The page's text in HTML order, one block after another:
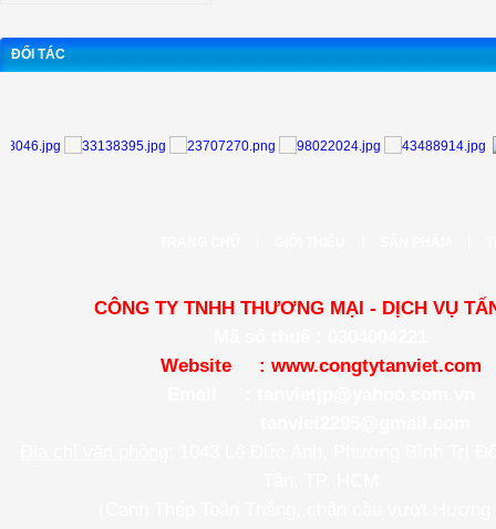
ĐỐI TÁC
CÔNG TY TNHH THƯƠNG MẠI - DỊCH VỤ
Website : www.congtytanviet.com